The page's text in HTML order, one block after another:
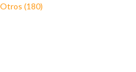
Otros (180)